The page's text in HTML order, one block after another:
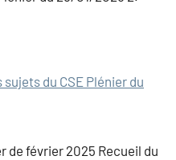
du CSE Plénier du
de février 2025 Recueil du